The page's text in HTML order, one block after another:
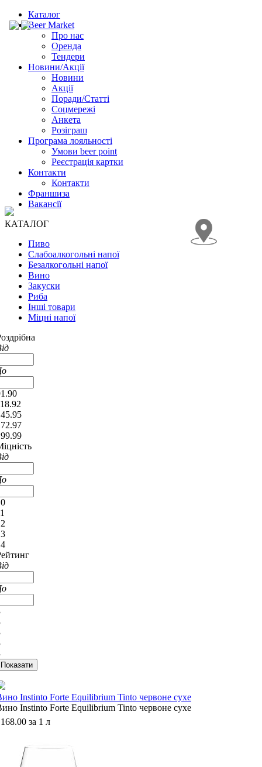
Каталог
Beer Market
Про нас
Оренда
Тендери
Новини/Акції
Новини
Акції
Поради/Статті
Соцмережі
Анкета
Розіграш
Програма лояльності
Умови beer point
Реєстрація картки
Контакти
Контакти
Франшиза
Вакансії
КАТАЛОГ
Пиво
Слабоалкогольні напої
Безалкогольні напої
Вино
Закуски
Риба
Інші товари
Міцні напої
Instinto Forte Equilibrium Tinto червоне сухе
Instinto Forte Equilibrium Tinto червоне сухе
168.00 за 1 л